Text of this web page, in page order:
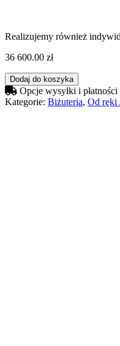
Realizujemy również
36 600.00 zł
Dodaj do koszyka
Opcje wysyłki i płatności
Kategorie: Biżuteria, Od ręki